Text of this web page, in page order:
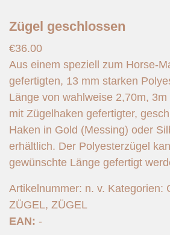
Zügel geschlossen
€36.00
Aus einem speziell zum Horse-
gefertigten, 13 mm starken
Länge von wahlweise 2,70m,
mit Zügelhaken gefertigter,
Haken in Gold (Messing) oder
erhältlich. Der Polyesterzügel
gewünschte Länge gefertigt
Artikelnummer: n. v. Kategorien:
ZÜGEL, ZÜGEL
EAN: -